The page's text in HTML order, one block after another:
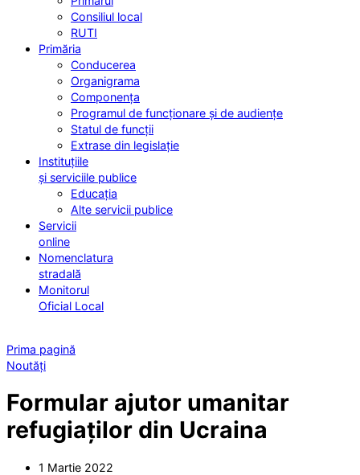
Consiliul local
RUTI
Primăria
Conducerea
Organigrama
Componența
Programul de funcționare și de audiențe
Statul de funcții
Extrase din legislație
Instituțiile
și serviciile publice
Educația
Alte servicii publice
Servicii
online
Nomenclatura
stradală
Monitorul
Oficial Local
Prima pagină
Noutăți
Formular ajutor umanitar
refugiaților din Ucraina
1 Martie 2022